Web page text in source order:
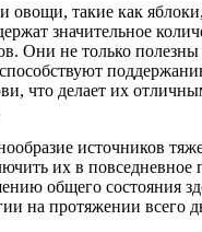
овощи, такие как
значительное
Они не только полезны
что делает их
источников
их в повседневное
общего состояния
на протяжении всего